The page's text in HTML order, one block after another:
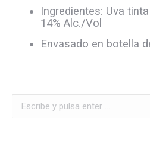
Ingredientes: Uva
14% Alc./Vol
Envasado en botella
Buscar: